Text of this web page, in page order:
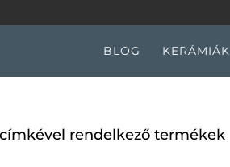
BLOG KERÁMIÁK
rendelkező termékek